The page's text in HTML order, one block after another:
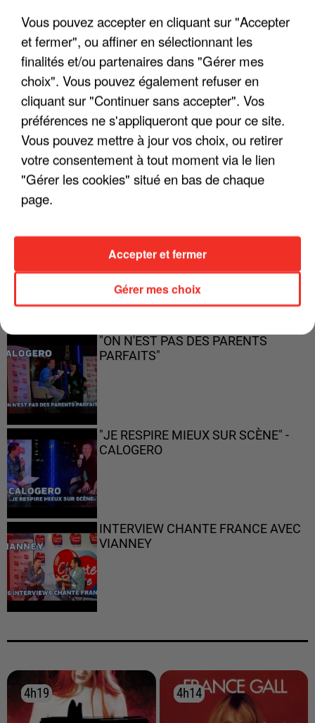
LES INTERVIEWS CHANTE
FRANCE
Voir plus
"JE SUIS À DISPOSITION DES
ENFOIRÉS"
"ON A TOUS LE TRAC"
"ON N'EST PAS DES PARENTS
PARFAITS"
"JE RESPIRE MIEUX SUR SCÈNE" -
CALOGERO
INTERVIEW CHANTE FRANCE AVEC
VIANNEY
4h19
4h19 4h14
4h14
Vous pouvez accepter en cliquant sur "Accepter
et fermer", ou affiner en sélectionnant les
finalités et/ou partenaires dans "Gérer mes
choix". Vous pouvez également refuser en
cliquant sur "Continuer sans accepter". Vos
préférences ne s'appliqueront que pour ce site.
Vous pouvez mettre à jour vos choix, ou retirer
votre consentement à tout moment via le lien
"Gérer les cookies" situé en bas de chaque
page.
Gérer mes choix
Accepter et fermer